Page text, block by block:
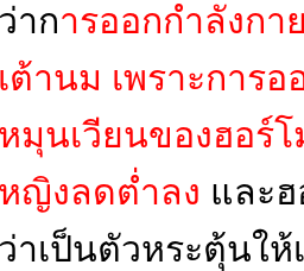
ว่าการออกกำลังกา
เต้านม เพราะการ
หมุนเวียนของฮอร์โ
หญิงลดต่ำลง และฮ
ว่าเป็นตัวหระตุ้นใ